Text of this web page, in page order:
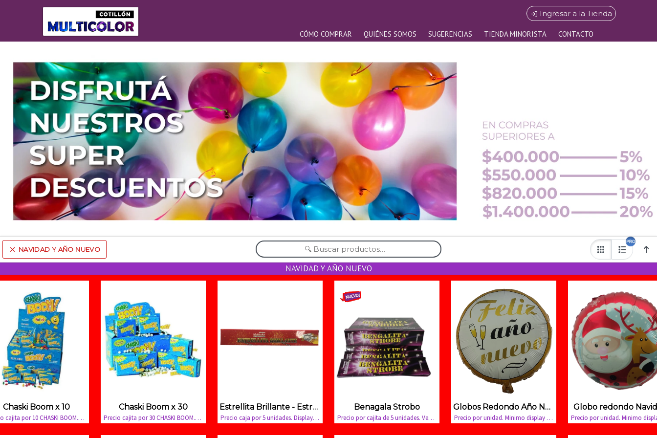
Ingresar a la Tienda
CÓMO COMPRAR QUIÉNES SOMOS SUGERENCIAS TIENDA MINORISTA CONTACTO
NAVIDAD Y AÑO NUEVO
NAVIDAD Y AÑO NUEVO
Chaski Boom x 10
Precio cajita por 10 CHASKI BOOM. Display por 100 cajitas.
Chaski Boom x 30
Precio cajita por 30 CHASKI BOOM. Display por 24 cajitas.
Estrellita Brillante - Estrellón
Precio caja por 5 unidades. Display por 10 cajitas
Benagala Strobo
Precio por cajita de 5 unidades. Venta minima caja x 24 cajitas
Globos Redondo Año Nuevo
Precio por unidad. Minimo display x50 unidades.
Globo redondo